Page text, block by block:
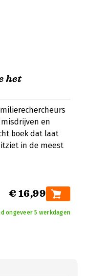
het
en
boek dat laat
in de meest
€ 16,99
ongeveer 5 werkdagen